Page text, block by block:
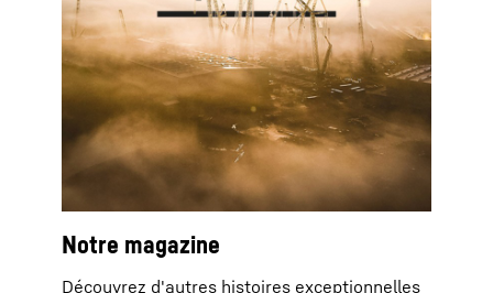
Notre magazine
Découvrez d'autres histoires exceptionnelles